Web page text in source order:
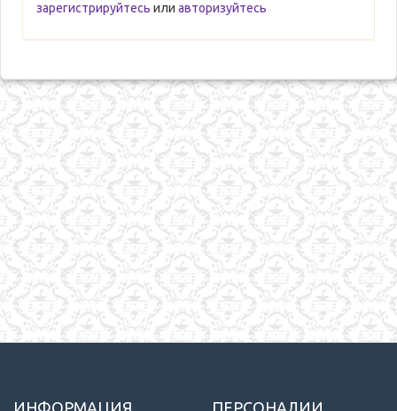
зарегистрируйтесь или авторизуйтесь
ИНФОРМАЦИЯ ПЕРСОНАЛИИ